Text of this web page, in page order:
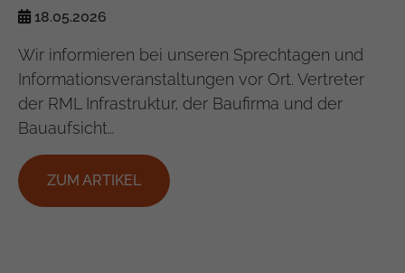
18.05.2026
Wir informieren bei unseren Sprechtagen und
Informationsveranstaltungen vor Ort. Vertreter
der RML Infrastruktur, der Baufirma und der
Bauaufsicht…
ZUM ARTIKEL